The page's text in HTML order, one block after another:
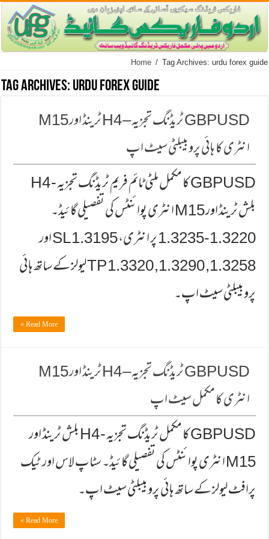
Home / Tag Archives: urdu forex guide
Tag Archives: urdu forex guide
GBPUSD ٹریڈنگ تجزیہ – H4 ٹرینڈ اور M15
انٹری کا ہائی پروبیبلٹی سیٹ اپ
GBPUSD کا مکمل ملٹی ٹائم فریم ٹریڈنگ تجزیہ - H4
بلش ٹرینڈ اور M15 انٹری پوائنٹس کی تفصیلی گائیڈ۔
1.3220-1.3235 پر انٹری، 1.3195 SL اور
1.3258, 1.3290, 1.3320 TP لیولز کے ساتھ ہائی
پروبیبلٹی سیٹ اپ۔
Read More »
GBPUSD ٹریڈنگ تجزیہ – H4 ٹرینڈ اور M15
انٹری کا مکمل سیٹ اپ
GBPUSD کا مکمل ٹریڈنگ تجزیہ - H4 بلش ٹرینڈ اور
M15 انٹری پوائنٹس کی تفصیلی گائیڈ۔ سٹاپ لاس اور ٹیک
پرافٹ لیولز کے ساتھ ہائی پروبیبلٹی سیٹ اپ۔
Read More »